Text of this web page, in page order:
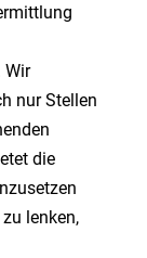
Wir
nur Stellen
die
lenken,